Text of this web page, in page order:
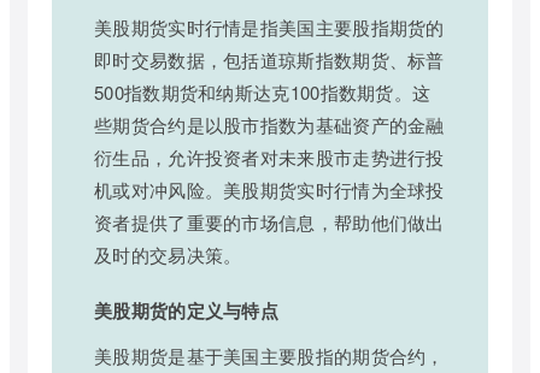
美股期货实时行情是指美国主要股指期货的
即时交易数据，包括道琼斯指数期货、标普
500指数期货和纳斯达克100指数期货。这
些期货合约是以股市指数为基础资产的金融
衍生品，允许投资者对未来股市走势进行投
机或对冲风险。美股期货实时行情为全球投
资者提供了重要的市场信息，帮助他们做出
及时的交易决策。
美股期货的定义与特点
美股期货是基于美国主要股指的期货合约，